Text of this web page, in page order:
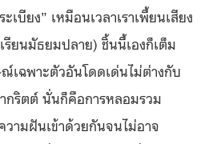
เบียง” เหมือนเวลาเราเพี้ยนเสียง
รียนมัธยมปลาย) ชิ้นนี้เองก็เต็ม
เฉพาะตัวอันโดดเด่นไม่ต่างกับ
กริตต์ นั่นก็คือการหลอมรวม
วามฝันเข้าด้วยกันจนไม่อาจ